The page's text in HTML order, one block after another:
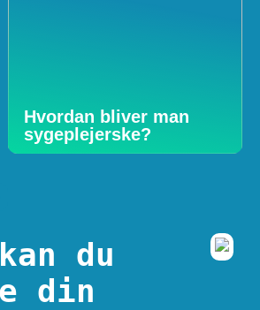
Hvordan bliver man
sygeplejerske?
du
din